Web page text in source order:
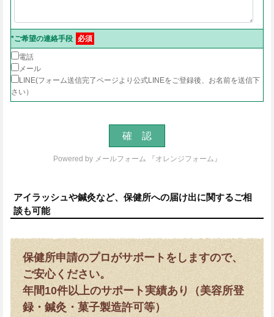
*ご希望の連絡手段 必須
電話
メール
LINE(フォーム送信完了ページより公式LINEをご登録後、お名前を送信下
さい）
Powered by メールフォーム 『オレンジフォーム』
アイラッシュや鍼灸など、保健所への届け出に関するご相
談も可能
保健所申請のプロがサポートをしますので、
ご安心ください。
年間10件以上のサポート実績あり（美容所登
録・鍼灸・菓子製造許可等）